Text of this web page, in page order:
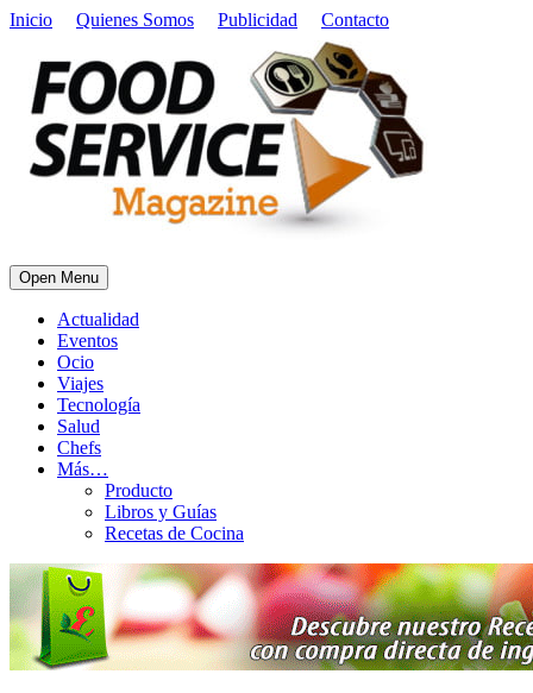
Inicio Quienes Somos Publicidad Contacto
Open Menu
Actualidad
Eventos
Ocio
Viajes
Tecnología
Salud
Chefs
Más…
Producto
Libros y Guías
Recetas de Cocina